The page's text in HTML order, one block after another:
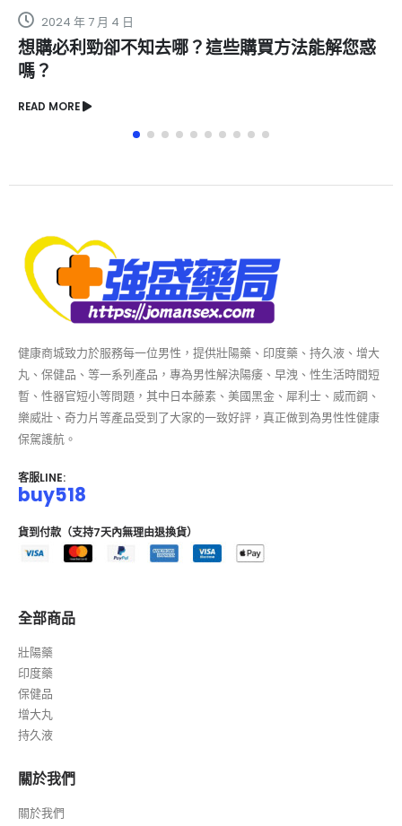
購買方法能解您惑
日本藤素用法指南：醫師解
健康商城致力於服務每一位男性，提供壯陽藥、印度藥、持久液、增大
丸、保健品、等一系列產品，專為男性解決陽痿、早洩、性生活時間短
暫、性器官短小等問題，其中日本藤素、美國黑金、犀利士、威而鋼、
樂威壯、奇力片等產品受到了大家的一致好評，真正做到為男性性健康
保駕護航。
客服LINE:
buy518
貨到付款（支持7天內無理由退換貨）
全部商品
壯陽藥
印度藥
保健品
增大丸
持久液
關於我們
關於我們